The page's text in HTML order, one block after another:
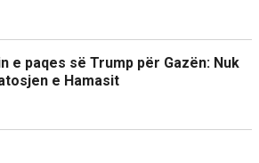
e paqes së Trump për Gazën: Nuk
e Hamasit